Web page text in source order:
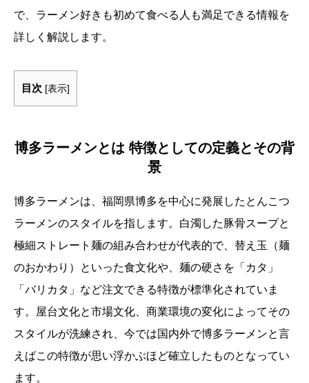
で、ラーメン好きも初めて食べる人も満足できる情報を
詳しく解説します。
目次 [表示]
博多ラーメンとは 特徴としての定義とその背
景
博多ラーメンは、福岡県博多を中心に発展したとんこつ
ラーメンのスタイルを指します。白濁した豚骨スープと
極細ストレート麺の組み合わせが代表的で、替え玉（麺
のおかわり）といった食文化や、麺の硬さを「カタ」
「バリカタ」など注文できる特徴が標準化されていま
す。屋台文化と市場文化、商業環境の変化によってその
スタイルが洗練され、今では国内外で博多ラーメンと言
えばこの特徴が思い浮かぶほど確立したものとなってい
ます。